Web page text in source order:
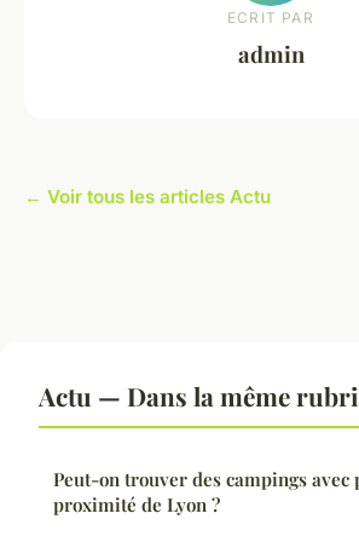
ECRIT PAR
admin
← Voir tous les articles Actu
Actu — Dans la même
Peut-on trouver des campings avec
proximité de Lyon ?